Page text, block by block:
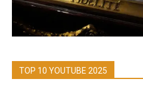
TOP 10 YOUTUBE 2025